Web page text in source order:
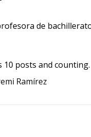
de
10 posts and counting.
Ramírez